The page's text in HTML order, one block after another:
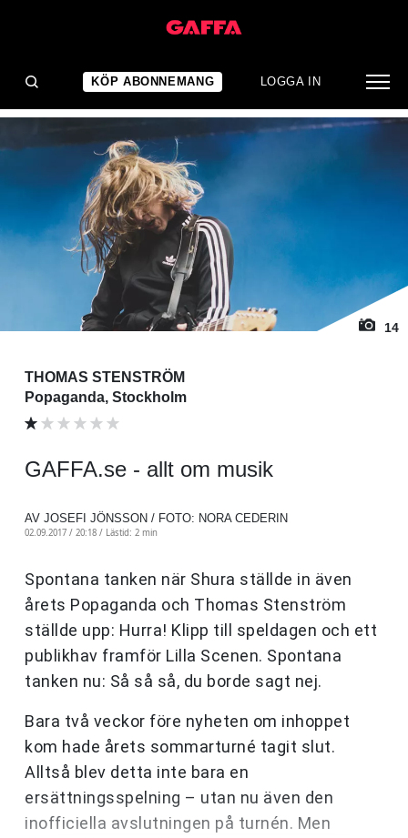
KÖP ABONNEMANG LOGGA IN
KONSERTRECENSION
Så så så, nej bara nej
14
THOMAS STENSTRÖM
Popaganda, Stockholm
GAFFA.se - allt om musik
AV JOSEFI JÖNSSON / FOTO: NORA CEDERIN
02.09.2017 / 20:18 / Lästid: 2 min
Spontana tanken när Shura ställde in även
årets Popaganda och Thomas Stenström
ställde upp: Hurra! Klipp till speldagen och ett
publikhav framför Lilla Scenen. Spontana
tanken nu: Så så så, du borde sagt nej.
Bara två veckor före nyheten om inhoppet
kom hade årets sommarturné tagit slut.
Alltså blev detta inte bara en
ersättningsspelning – utan nu även den
inofficiella avslutningen på turnén. Men